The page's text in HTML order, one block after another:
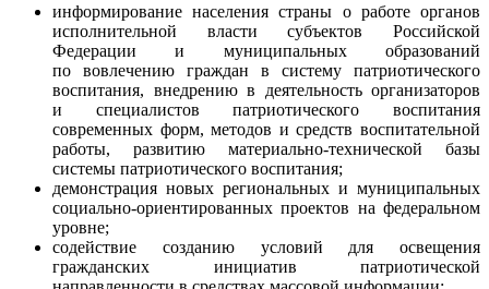
информирование населения страны о работе органов
исполнительной власти субъектов Российской
Федерации и муниципальных образований
по вовлечению граждан в систему патриотического
воспитания, внедрению в деятельность организаторов
и специалистов патриотического воспитания
современных форм, методов и средств воспитательной
работы, развитию материально-технической базы
системы патриотического воспитания;
демонстрация новых региональных и муниципальных
социально-ориентированных проектов на федеральном
уровне;
содействие созданию условий для освещения
гражданских инициатив патриотической